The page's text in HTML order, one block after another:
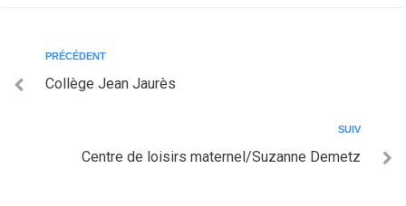
PRÉCÉDENT
Collège Jean Jaurès
SUIV
Centre de loisirs maternel/Suzanne Demetz